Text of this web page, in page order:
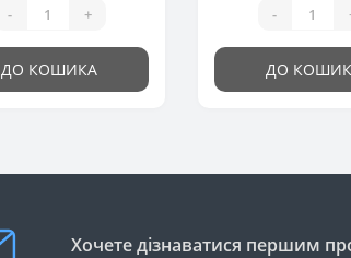
- +
ДО КОШИКА
-
ДО
Хочете дізнаватися першим